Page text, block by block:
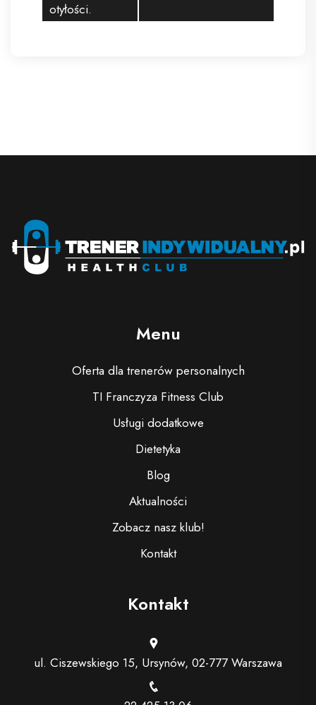
otyłości.
Menu
Oferta dla trenerów personalnych
TI Franczyza Fitness Club
Usługi dodatkowe
Dietetyka
Blog
Aktualności
Zobacz nasz klub!
Kontakt
Kontakt
ul. Ciszewskiego 15, Ursynów, 02-777 Warszawa